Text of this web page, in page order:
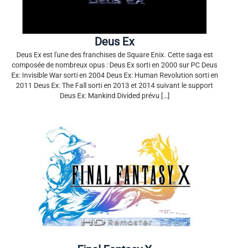
Deus Ex
Deus Ex est l'une des franchises de Square Enix. Cette saga est
composée de nombreux opus : Deus Ex sorti en 2000 sur PC Deus
Ex: Invisible War sorti en 2004 Deus Ex: Human Revolution sorti en
2011 Deus Ex: The Fall sorti en 2013 et 2014 suivant le support
Deus Ex: Mankind Divided prévu […]